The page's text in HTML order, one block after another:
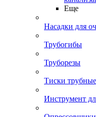
Еще
Насадки для
Трубогибы
Труборезы
Тиски
Инструмент